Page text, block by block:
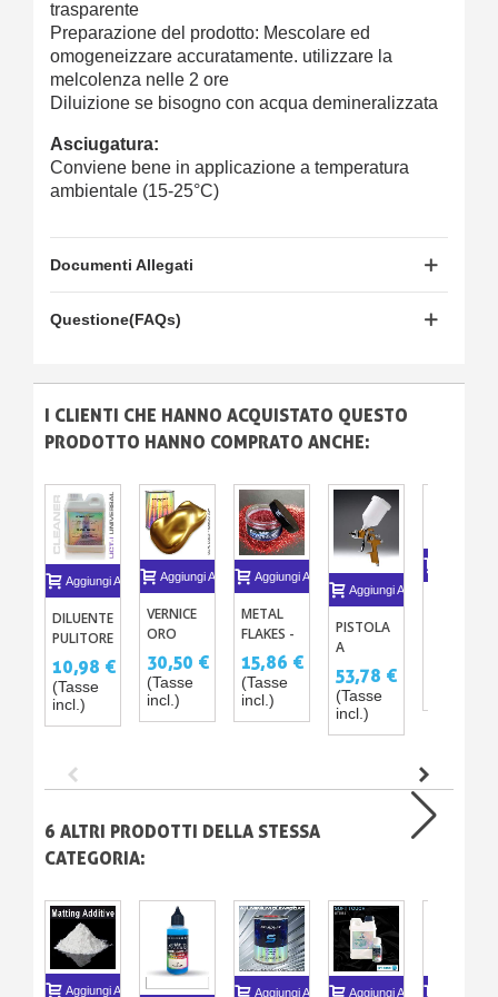
trasparente
Preparazione del prodotto: Mescolare ed
omogeneizzare accuratamente. utilizzare la
melcolenza nelle 2 ore
Diluizione se bisogno con acqua demineralizzata
Asciugatura:
Conviene bene in applicazione a temperatura
ambientale (15-25°C)
Documenti Allegati
Questione(FAQs)
I CLIENTI CHE HANNO ACQUISTATO QUESTO
PRODOTTO HANNO COMPRATO ANCHE:
Aggiungi Al Carrello
DILUENTE
PULITORE
UNIVERSALE
(SOLVENTATO)
10,98 €
(Tasse
incl.)
Aggiungi Al Carrello
VERNICE
ORO
8ΜM -
GOLD
PREMIUM
30,50 €
(Tasse
incl.)
Aggiungi Al Carrello
METAL
FLAKES -
FLAKES
PER
CARROZZERIA
IN PASTA
15,86 €
(Tasse
incl.)
Aggiungi Al Carrello
PISTOLA
A
SPRUZZO
HVLP
CROMATA
1.4MM
53,78 €
(Tasse
incl.)
6 ALTRI PRODOTTI DELLA STESSA
CATEGORIA:
Aggiungi Al Carrello Aggiungi Al CarrelloAggiungi Al Carrello